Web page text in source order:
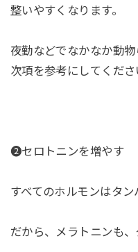
整いやすくなります。
夜勤などでなかなか動
次項を参考にしてくださ
❷セロトニンを増やす
すべてのホルモンはタン
だから、メラトニンも、